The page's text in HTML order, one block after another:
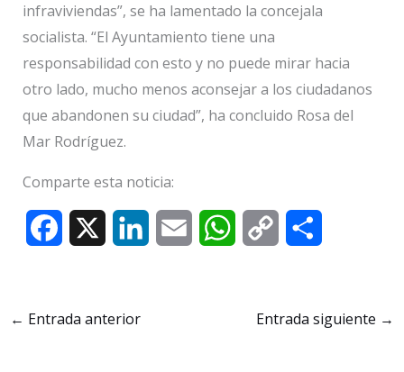
infraviviendas”, se ha lamentado la concejala
socialista. “El Ayuntamiento tiene una
responsabilidad con esto y no puede mirar hacia
otro lado, mucho menos aconsejar a los ciudadanos
que abandonen su ciudad”, ha concluido Rosa del
Mar Rodríguez.
Comparte esta noticia:
W
← Entrada anterior Entrada siguiente →